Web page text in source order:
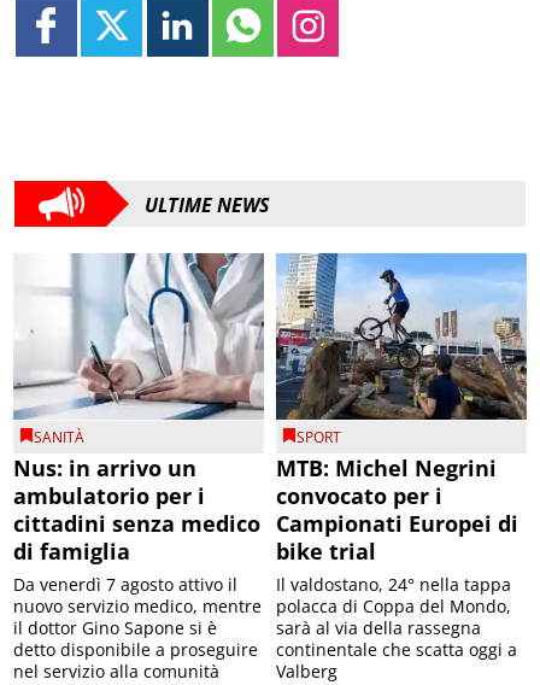
ULTIME NEWS
SANITÀ
Nus: in arrivo un
ambulatorio per i
cittadini senza medico
di famiglia
Da venerdì 7 agosto attivo il
nuovo servizio medico, mentre
il dottor Gino Sapone si è
detto disponibile a proseguire
nel servizio alla comunità
SPORT
MTB: Michel Negrini
convocato per i
Campionati Europei di
bike trial
Il valdostano, 24° nella tappa
polacca di Coppa del Mondo,
sarà al via della rassegna
continentale che scatta oggi a
Valberg